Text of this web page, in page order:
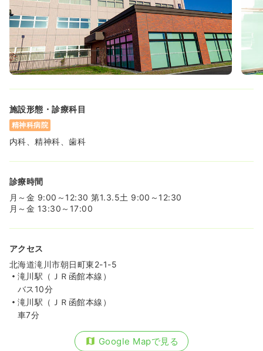
施設形態・診療科目
精神科病院
内科、精神科、歯科
診療時間
月～金 9:00～12:30 第1.3.5土 9:00～12:30
月～金 13:30～17:00
アクセス
北海道滝川市朝日町東2-1-5
滝川駅（ＪＲ函館本線）
バス10分
滝川駅（ＪＲ函館本線）
車7分
Google Mapで見る